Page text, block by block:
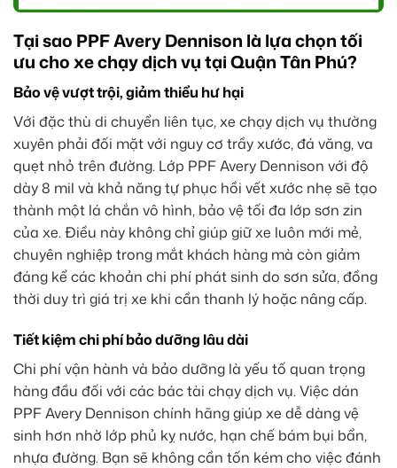
Tại sao PPF Avery Dennison là lựa chọn tối
ưu cho xe chạy dịch vụ tại Quận Tân Phú?
Bảo vệ vượt trội, giảm thiểu hư hại
Với đặc thù di chuyển liên tục, xe chạy dịch vụ thường
xuyên phải đối mặt với nguy cơ trầy xước, đá văng, va
quẹt nhỏ trên đường. Lớp PPF Avery Dennison với độ
dày 8 mil và khả năng tự phục hồi vết xước nhẹ sẽ tạo
thành một lá chắn vô hình, bảo vệ tối đa lớp sơn zin
của xe. Điều này không chỉ giúp giữ xe luôn mới mẻ,
chuyên nghiệp trong mắt khách hàng mà còn giảm
đáng kể các khoản chi phí phát sinh do sơn sửa, đồng
thời duy trì giá trị xe khi cần thanh lý hoặc nâng cấp.
Tiết kiệm chi phí bảo dưỡng lâu dài
Chi phí vận hành và bảo dưỡng là yếu tố quan trọng
hàng đầu đối với các bác tài chạy dịch vụ. Việc dán
PPF Avery Dennison chính hãng giúp xe dễ dàng vệ
sinh hơn nhờ lớp phủ kỵ nước, hạn chế bám bụi bẩn,
nhựa đường. Bạn sẽ không cần tốn kém cho việc đánh